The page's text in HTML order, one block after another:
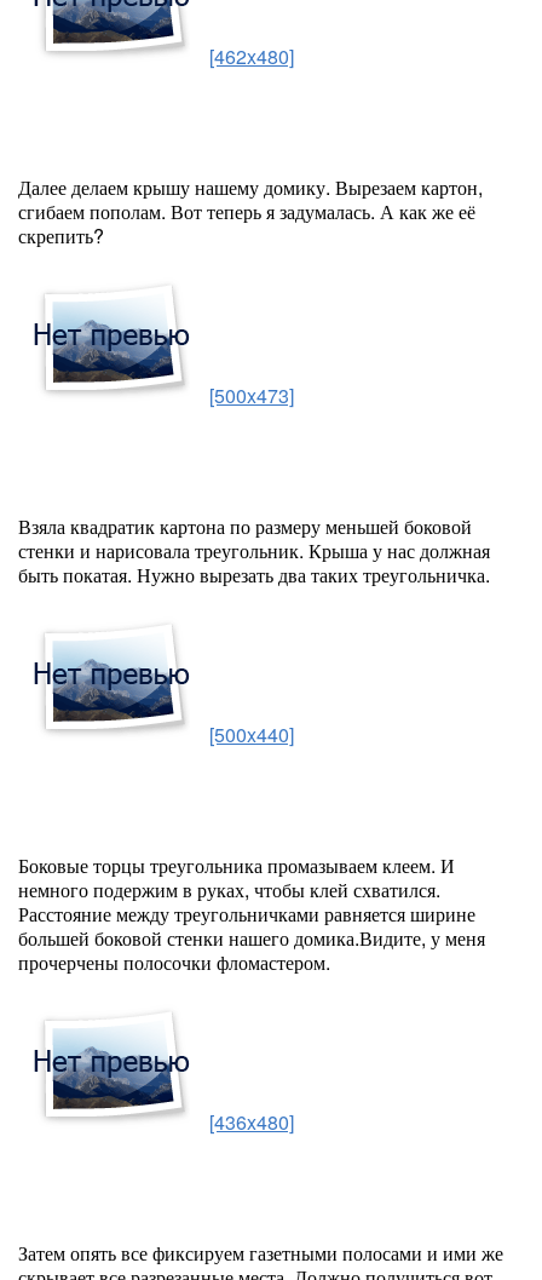
[462x480]
Далее делаем крышу нашему домику. Вырезаем картон,
сгибаем пополам. Вот теперь я задумалась. А как же её
скрепить?
[500x473]
Взяла квадратик картона по размеру меньшей боковой
стенки и нарисовала треугольник. Крыша у нас должная
быть покатая. Нужно вырезать два таких треугольничка.
[500x440]
Боковые торцы треугольника промазываем клеем. И
немного подержим в руках, чтобы клей схватился.
Расстояние между треугольничками равняется ширине
большей боковой стенки нашего домика.Видите, у меня
прочерчены полосочки фломастером.
[436x480]
Затем опять все фиксируем газетными полосами и ими же